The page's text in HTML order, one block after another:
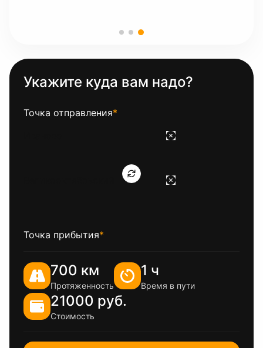
Укажите куда вам надо?
Точка отправления*
Точка прибытия*
700 км
Протяженность
1 ч
Время в пути
21000 руб.
Стоимость